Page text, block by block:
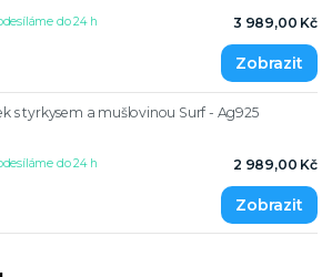
3 989,00 Kč
do 24 h
s tyrkysem a mušlovinou Surf - Ag925
2 989,00 Kč
do 24 h